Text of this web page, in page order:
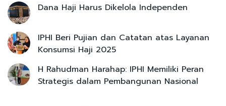
Dana Haji Harus Dikelola Independen
IPHI Beri Pujian dan Catatan atas Layanan
Konsumsi Haji 2025
H Rahudman Harahap: IPHI Memiliki Peran
Strategis dalam Pembangunan Nasional